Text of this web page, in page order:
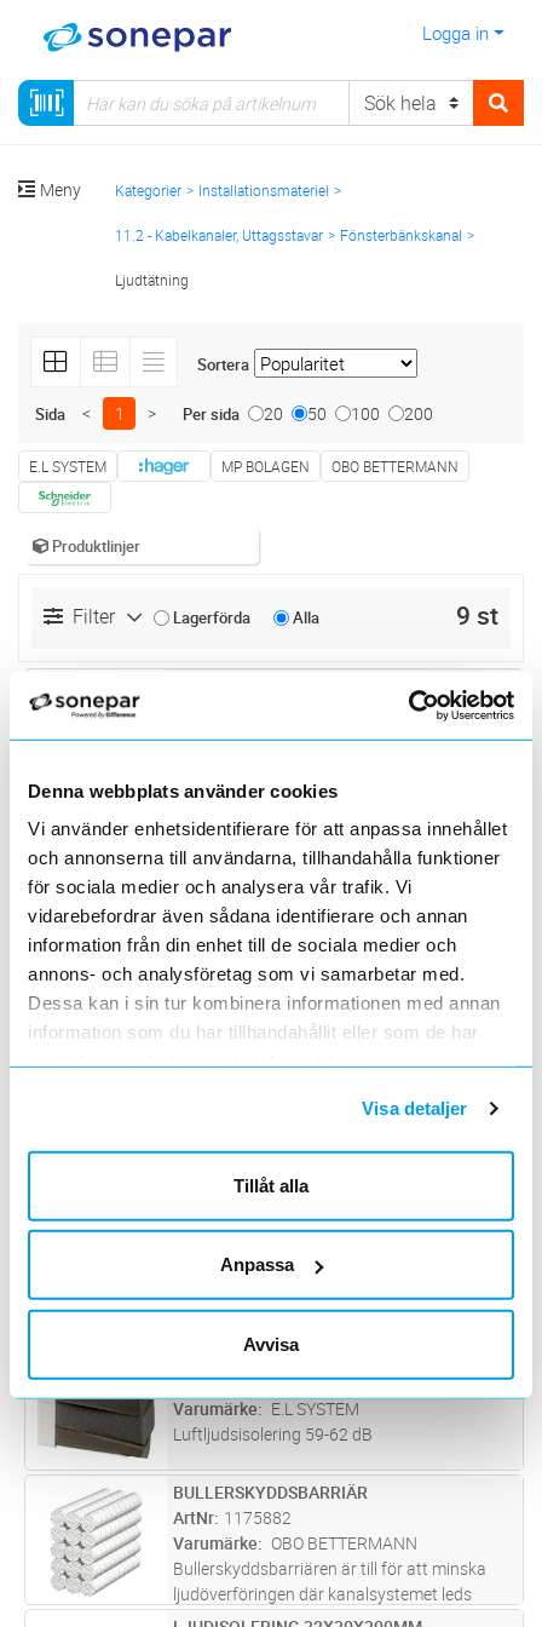
Denna webbplats använder cookies
Vi använder enhetsidentifierare för att anpassa innehållet
och annonserna till användarna, tillhandahålla funktioner
för sociala medier och analysera vår trafik. Vi
vidarebefordrar även sådana identifierare och annan
information från din enhet till de sociala medier och
annons- och analysföretag som vi samarbetar med.
Dessa kan i sin tur kombinera informationen med annan
information som du har tillhandahållit eller som de har
samlat in när du har använt deras tjänster.
Visa detaljer
Tillåt alla
Anpassa
Avvisa
Logga in
Meny Kategorier Installationsmateriel
11.2 - Kabelkanaler, Uttagsstavar Fönsterbänkskanal
Ljudtätning
Sortera
Sida < 1 > Per sida 20 50 100 200
E.L SYSTEM MP BOLAGEN OBO BETTERMANN
Produktlinjer
Filter Lagerförda Alla 9 st
Varumärke SCHNEIDER ELECTRIC
Levereras i sats om 4 st för maximalt 4-fack.
FP Lägg i kundvagn
TÄTNINGSSTAV
ArtNr
1163761
Varumärke SCHNEIDER ELECTRIC
För ljudtätning vid väggenomgång av kanal.
Levereras i sats om 4 st för maximalt 4-fack.
ST Lägg i kundvagn
LJUDBARRIÄR L=300MM Ø30MM
ArtNr 1155214
Varumärke HAGER
Ljudbarriär, Mineralullsfläta icke brännbar,
Lägg i kundvagn
ST Lägg i kundvagn
LJUDTÄTNING COMBI
Varumärke E.L SYSTEM
Luftljudsisolering 59 - 62 dB.
LJUDTÄTNING CONNECT
ArtNr 1173175
Varumärke
E.L SYSTEM
Luftljudsisolering 59-62 dB
ST Lägg i kundvagn
BULLERSKYDDSBARRIÄR
ArtNr 1175882
Varumärke
OBO BETTERMANN
Bullerskyddsbarriären är till för att minska
ljudöverföringen där kanalsystemet leds
genom väggar mellan två kontor.